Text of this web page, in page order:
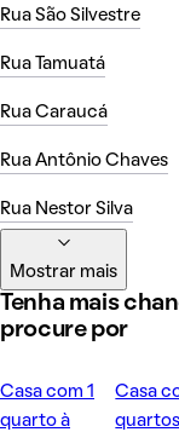
Rua São Silvestre
Rua Tamuatá
Rua Caraucá
Rua Antônio Chaves
Rua Nestor Silva
Mostrar mais
Tenha mais
procure por
Casa com 1
quarto à
Casa